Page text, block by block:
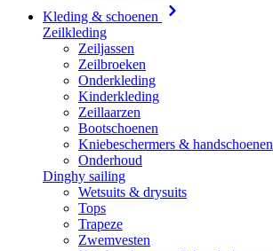
Kleding & schoenen
Zeilkleding
Zeiljassen
Zeilbroeken
Onderkleding
Kinderkleding
Zeillaarzen
Bootschoenen
Kniebeschermers & handschoenen
Onderhoud
Dinghy sailing
Wetsuits & drysuits
Tops
Trapeze
Zwemvesten